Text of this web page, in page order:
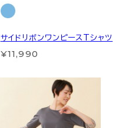
サイドリボンワンピースTシャツ
¥11,990